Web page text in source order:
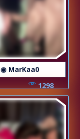
◉ MarKaa0
1298